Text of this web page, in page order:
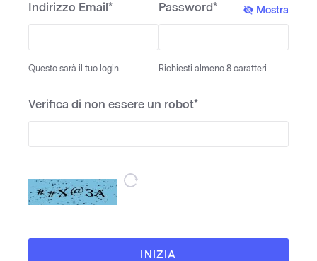
Indirizzo Email*
Questo sarà il tuo login.
Password* Mostra
Richiesti almeno 8 caratteri
Verifica di non essere un robot*
INIZIA